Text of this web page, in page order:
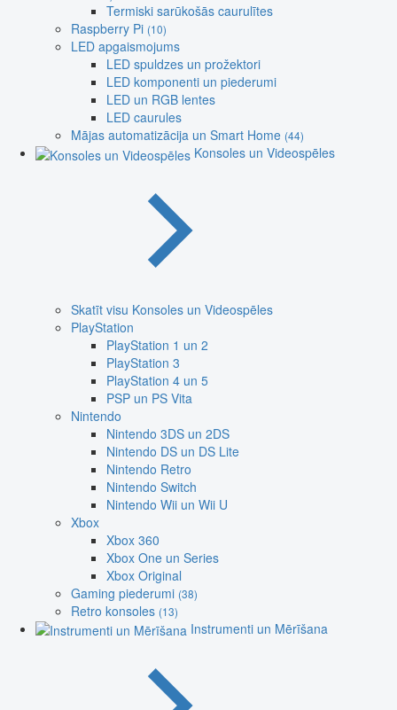
Termiski sarūkošās caurulītes
Raspberry Pi (10)
LED apgaismojums
LED spuldzes un prožektori
LED komponenti un piederumi
LED un RGB lentes
LED caurules
Mājas automatizācija un Smart Home (44)
Konsoles un Videospēles
Skatīt visu Konsoles un Videospēles
PlayStation
PlayStation 1 un 2
PlayStation 3
PlayStation 4 un 5
PSP un PS Vita
Nintendo
Nintendo 3DS un 2DS
Nintendo DS un DS Lite
Nintendo Retro
Nintendo Switch
Nintendo Wii un Wii U
Xbox
Xbox 360
Xbox One un Series
Xbox Original
Gaming piederumi (38)
Retro konsoles (13)
Instrumenti un Mērīšana